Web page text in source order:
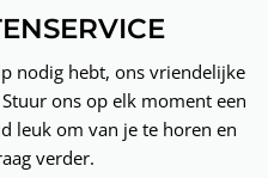
nodig hebt, ons vriendelijke
ons op elk moment een
leuk om van je te horen en
verder.